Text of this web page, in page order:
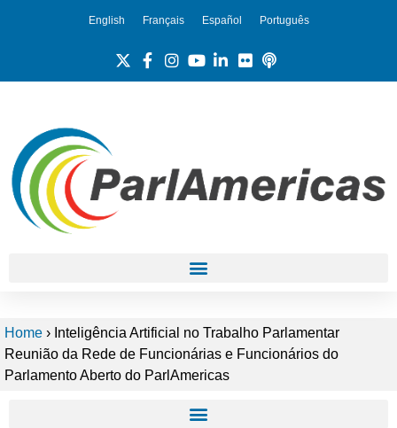
English Français Español Português
Home › Inteligência Artificial no Trabalho Parlamentar
Reunião da Rede de Funcionárias e Funcionários do
Parlamento Aberto do ParlAmericas